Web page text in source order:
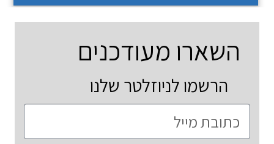
השארו מעודכנים
הרשמו לניוזלטר שלנו